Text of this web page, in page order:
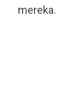
mereka.